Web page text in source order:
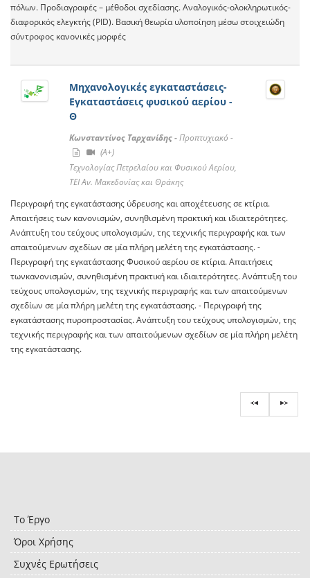
πόλων. Προδιαγραφές – μέθοδοι σχεδίασης. Αναλογικός-ολοκληρωτικός-
διαφορικός ελεγκτής (PID). Βασική θεωρία υλοποίηση μέσω στοιχειώδη
σύντροφος κανονικές μορφές
Μηχανολογικές εγκαταστάσεις-
Εγκαταστάσεις φυσικού αερίου -
Θ
Κωνσταντίνος Ταρχανίδης -Προπτυχιακό -
(A+)
Τεχνολογίας Πετρελαίου και Φυσικού Αερίου,
ΤΕΙ Αν. Μακεδονίας και Θράκης
Περιγραφή της εγκατάστασης ύδρευσης και αποχέτευσης σε κτίρια.
Απαιτήσεις των κανονισμών, συνηθισμένη πρακτική και ιδιαιτερότητες.
Ανάπτυξη του τεύχους υπολογισμών, της τεχνικής περιγραφής και των
απαιτούμενων σχεδίων σε μία πλήρη μελέτη της εγκατάστασης. -
Περιγραφή της εγκατάστασης Φυσικού αερίου σε κτίρια. Απαιτήσεις
τωνκανονισμών, συνηθισμένη πρακτική και ιδιαιτερότητες. Ανάπτυξη του
τεύχους υπολογισμών, της τεχνικής περιγραφής και των απαιτούμενων
σχεδίων σε μία πλήρη μελέτη της εγκατάστασης. - Περιγραφή της
εγκατάστασης πυροπροστασίας. Ανάπτυξη του τεύχους υπολογισμών, της
τεχνικής περιγραφής και των απαιτούμενων σχεδίων σε μία πλήρη μελέτη
της εγκατάστασης.
Το Έργο
Όροι Χρήσης
Συχνές Ερωτήσεις